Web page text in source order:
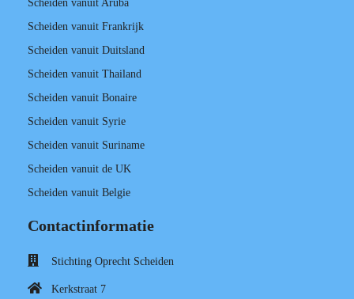
Scheiden vanuit Aruba
Scheiden vanuit Frankrijk
Scheiden vanuit Duitsland
Scheiden vanuit Thailand
Scheiden vanuit Bonaire
Scheiden vanuit Syrie
Scheiden vanuit Suriname
Scheiden vanuit de UK
Scheiden vanuit Belgie
Contactinformatie
Stichting Oprecht Scheiden
Kerkstraat 7